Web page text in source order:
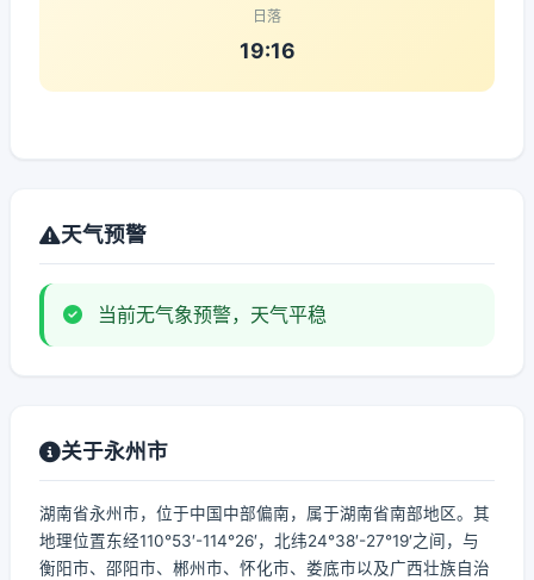
日落
19:16
天气预警
当前无气象预警，天气平稳
关于永州市
湖南省永州市，位于中国中部偏南，属于湖南省南部地区。其
地理位置东经110°53′-114°26′，北纬24°38′-27°19′之间，与
衡阳市、邵阳市、郴州市、怀化市、娄底市以及广西壮族自治